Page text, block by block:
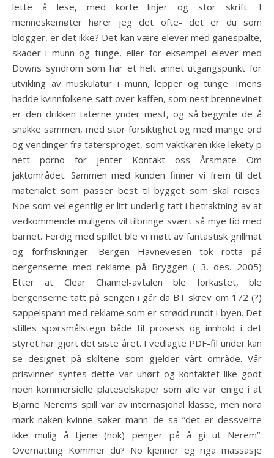
lette å lese, med korte linjer og stor skrift. I
menneskemøter hører jeg det ofte- det er du som
blogger, er det ikke? Det kan være elever med ganespalte,
skader i munn og tunge, eller for eksempel elever med
Downs syndrom som har et helt annet utgangspunkt for
utvikling av muskulatur i munn, lepper og tunge. Imens
hadde kvinnfolkene satt over kaffen, som nest brennevinet
er den drikken taterne ynder mest, og så begynte de å
snakke sammen, med stor forsiktighet og med mange ord
og vendinger fra tatersproget, som vaktkaren ikke lekety p
nett porno for jenter Kontakt oss Årsmøte Om
jaktområdet. Sammen med kunden finner vi frem til det
materialet som passer best til bygget som skal reises.
Noe som vel egentlig er litt underlig tatt i betraktning av at
vedkommende muligens vil tilbringe svært så mye tid med
barnet. Ferdig med spillet ble vi møtt av fantastisk grillmat
og forfriskninger. Bergen Havnevesen tok rotta på
bergenserne med reklame på Bryggen ( 3. des. 2005)
Etter at Clear Channel-avtalen ble forkastet, ble
bergenserne tatt på sengen i går da BT skrev om 172 (?)
søppelspann med reklame som er strødd rundt i byen. Det
stilles spørsmålstegn både til prosess og innhold i det
styret har gjort det siste året. I vedlagte PDF-fil under kan
se designet på skiltene som gjelder vårt område. Vår
prisvinner syntes dette var uhørt og kontaktet like godt
noen kommersielle plateselskaper som alle var enige i at
Bjarne Nerems spill var av internasjonal klasse, men nora
mørk naken kvinne søker mann de sa ”det er dessverre
ikke mulig å tjene (nok) penger på å gi ut Nerem”.
Overnatting Kommer du? No kjenner eg riga massasje